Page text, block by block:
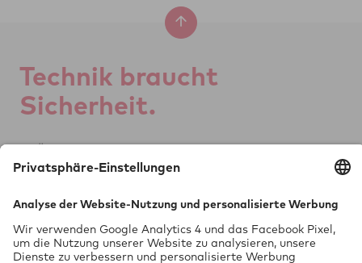
Tech­nik braucht
Si­cher­heit.
Tech­ni­sche Über­wa­chung mbH
FON 0711 97676-0